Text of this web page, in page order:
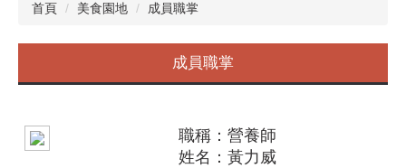
首頁 美食園地 成員職掌
成員職掌
職稱：營養師
姓名：黃力威